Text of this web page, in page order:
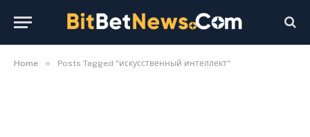
Home » Posts Tagged "искусственный интеллект"